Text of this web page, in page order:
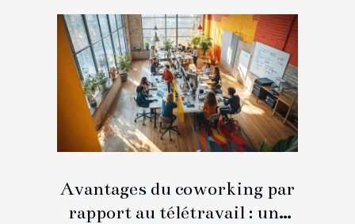
Avantages du coworking par
rapport au télétravail : une